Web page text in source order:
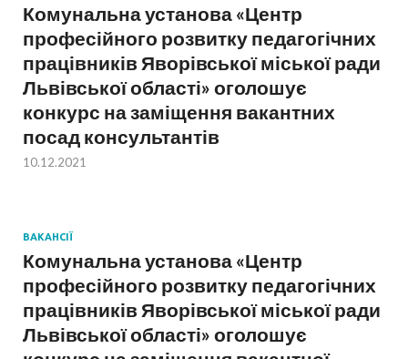
Комунальна установа «Центр
професійного розвитку педагогічних
працівників Яворівської міської ради
Львівської області» оголошує
конкурс на заміщення вакантних
посад консультантів
10.12.2021
ВАКАНСІЇ
Комунальна установа «Центр
професійного розвитку педагогічних
працівників Яворівської міської ради
Львівської області» оголошує